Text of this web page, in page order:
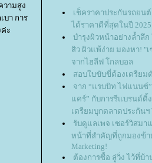
วามสูง
า การ
ะ
เช็คราคาประกันรถยนต์
ได้ราคาดีที่สุดในปี 2025
บำรุงผิวหน้าอย่างล้ำลึ
สิว ผิวแพ้ง่าย มองหา! "
จากไฮลีฟ โกลบอล
สอบใบขับขี่ต้องเตรียมตั
จาก “แรบบิท ไฟแนนซ์
คร์” กับการรีแบรนด์ดิ้
เตรียมบุกตลาดประกันฯ
รับดูแลเพจ เซอร์วิสมา
หน้าที่สำคัญที่ถูกมองข้า
Marketing!
ต้องการซื้อ ลู่วิ่ง ไว้ที่บ้า